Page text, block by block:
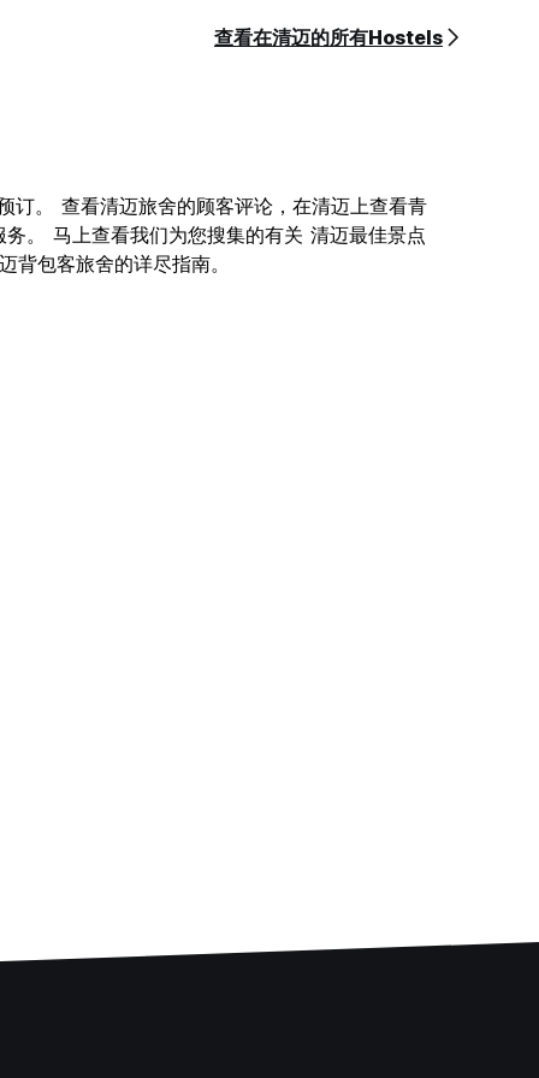
查看在清迈的所有Hostels
。 查看清迈旅舍的顾客评论，在清迈上查看青
。 马上查看我们为您搜集的有关 清迈最佳景点
包客旅舍的详尽指南。